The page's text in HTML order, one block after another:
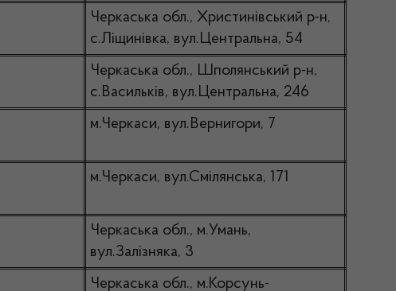
Черкаська обл., Христинівський р-н,
с.Ліщинівка, вул.Центральна, 54
Черкаська обл., Шполянський р-н,
с.Васильків, вул.Центральна, 246
м.Черкаси, вул.Вернигори, 7
м.Черкаси, вул.Смілянська, 171
Черкаська обл., м.Умань,
вул.Залізняка, 3
Черкаська обл., м.Корсунь-